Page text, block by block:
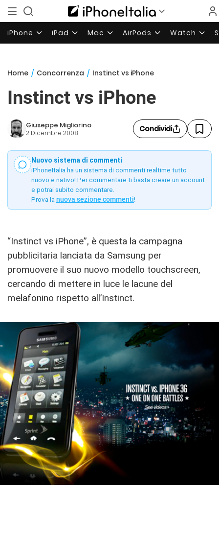
iPhone iPad Mac AirPods Watch
Home / Concorrenza / Instinct vs iPhone
Instinct vs iPhone
Giuseppe Migliorino
2 Dicembre 2008 Condividi
Nuovo sistema di commenti
iPhoneItalia ha un sistema di commenti realtime tutto
nuovo e nativo! Per commentare ti basta creare un account
e potrai subito commentare.
Prova la nuova sezione commenti!
“Instinct vs iPhone”, è questa la campagna
pubblicitaria lanciata da Samsung per
promuovere il suo nuovo modello touchscreen,
cercando di mettere in luce le lacune del
melafonino rispetto all’Instinct.